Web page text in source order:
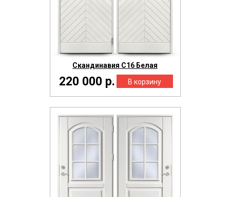
Скандинавия С16 Белая
220 000 р.